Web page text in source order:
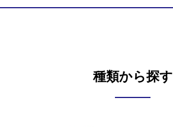
種類から探す